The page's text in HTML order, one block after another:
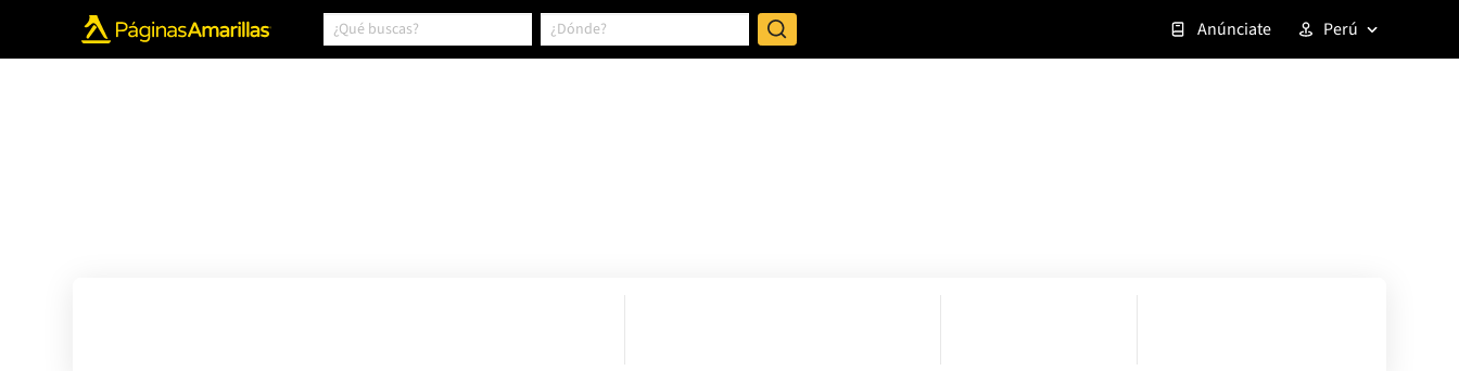
Anúnciate Perú